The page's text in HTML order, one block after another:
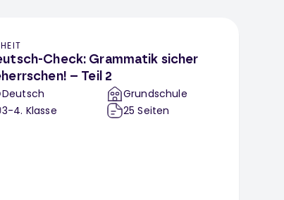
Check: Grammatik sicher
– Teil 2
Deutsch
3-4. Klasse
Grundschule
25 Seiten